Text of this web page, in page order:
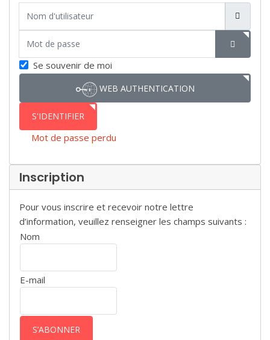
SHOW
Se souvenir de moi
WEB AUTHENTICATION
S'IDENTIFIER
Mot de passe perdu
Inscription
Pour vous inscrire et recevoir notre lettre
d’information, veuillez renseigner les champs suivants :
Nom
E-mail